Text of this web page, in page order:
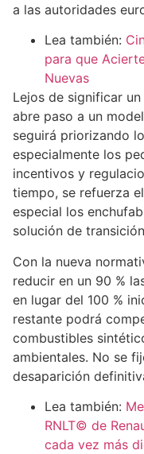
a las autoridades
Lea también:
para que
Nuevas
Lejos de significar
abre paso a un
seguirá priorizando
especialmente los
incentivos y
tiempo, se refuerza
especial los
solución de
Con la nueva
reducir en un 90 %
en lugar del 100 %
restante podrá
combustibles
ambientales. No se
desaparición
Lea también:
RNLT© de
cada vez más